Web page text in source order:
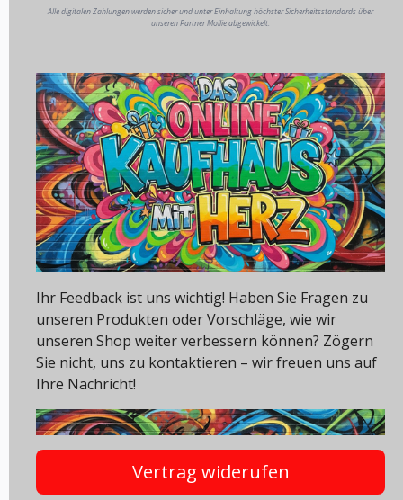
Alle digitalen Zahlungen werden sicher und unter Einhaltung höchster Sicherheitsstandards über
unseren Partner Mollie abgewickelt.
Ihr Feedback ist uns wichtig! Haben Sie Fragen zu
unseren Produkten oder Vorschläge, wie wir
unseren Shop weiter verbessern können? Zögern
Sie nicht, uns zu kontaktieren – wir freuen uns auf
Ihre Nachricht!
Vertrag widerufen